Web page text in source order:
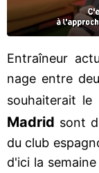
Entraîneur
nage entre
souhaiterait le
Madrid sont
du club
d'ici la